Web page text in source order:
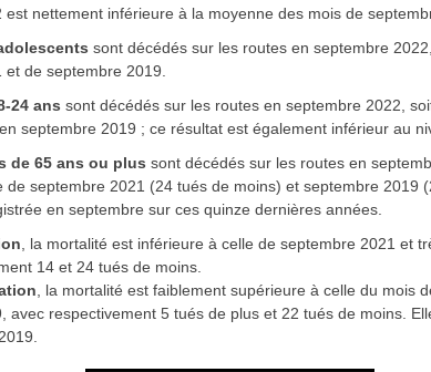
est nettement inférieure à la moyenne des mois de
sont décédés sur les routes en septembre
de septembre 2019.
24 ans sont décédés sur les routes en septembre 2022,
septembre 2019 ; ce résultat est également inférieur au
de 65 ans ou plus sont décédés sur les routes en
de septembre 2021 (24 tués de moins) et septembre 2019
en septembre sur ces quinze dernières années.
, la mortalité est inférieure à celle de septembre 2021 et
14 et 24 tués de moins.
, la mortalité est faiblement supérieure à celle du mois
avec respectivement 5 tués de plus et 22 tués de moins.